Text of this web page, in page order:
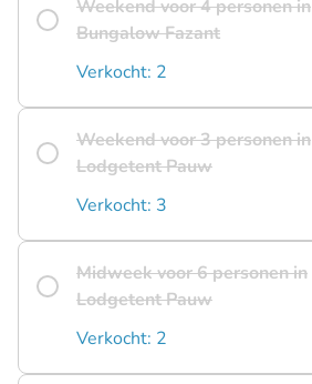
Weekend voor 4 personen in
Bungalow Fazant
Verkocht: 2
Weekend voor 3 personen in
Lodgetent Pauw
Verkocht: 3
Midweek voor 6 personen in
Lodgetent Pauw
Verkocht: 2